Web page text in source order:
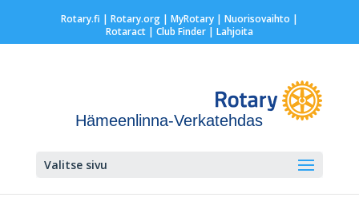
Rotary.fi | Rotary.org| MyRotary | Nuorisovaihto |
Rotaract| Club Finder| Lahjoita
Hämeenlinna-Verkatehdas
Valitse sivu